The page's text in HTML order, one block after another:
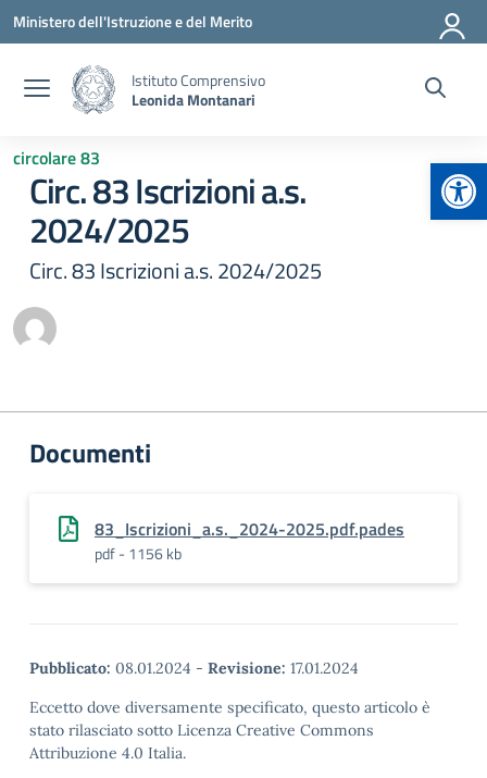
Vai ai contenuti
Vai al menu di navigazione
Vai al footer
Ministero dell'Istruzione e del Merito
Istituto Comprensivo
Leonida Montanari
circolare 83
Circ. 83 Iscrizioni a.s.
2024/2025
Circ. 83 Iscrizioni a.s. 2024/2025
Documenti
83_Iscrizioni_a.s._2024-2025.pdf.pades
pdf - 1156 kb
Pubblicato: 08.01.2024 - Revisione: 17.01.2024
Eccetto dove diversamente specificato, questo articolo è
stato rilasciato sotto Licenza Creative Commons
Attribuzione 4.0 Italia.